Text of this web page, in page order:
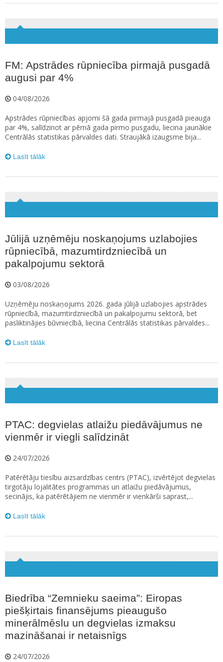
FM: Apstrādes rūpniecība pirmajā pusgadā
augusi par 4%
04/08/2026
Apstrādes rūpniecības apjomi šā gada pirmajā pusgadā pieauga
par 4%, salīdzinot ar pērnā gada pirmo pusgadu, liecina jaunākie
Centrālās statistikas pārvaldes dati. Straujākā izaugsme bija...
Lasīt tālāk
Jūlijā uzņēmēju noskaņojums uzlabojies
rūpniecībā, mazumtirdzniecībā un
pakalpojumu sektorā
03/08/2026
Uzņēmēju noskaņojums 2026. gada jūlijā uzlabojies apstrādes
rūpniecībā, mazumtirdzniecībā un pakalpojumu sektorā, bet
pasliktinājies būvniecībā, liecina Centrālās statistikas pārvaldes...
Lasīt tālāk
PTAC: degvielas atlaižu piedāvājumus ne
vienmēr ir viegli salīdzināt
24/07/2026
Patērētāju tiesību aizsardzības centrs (PTAC), izvērtējot degvielas
tirgotāju lojalitātes programmas un atlaižu piedāvājumus,
secinājis, ka patērētājiem ne vienmēr ir vienkārši saprast,...
Lasīt tālāk
Biedrība “Zemnieku saeima”: Eiropas
piešķirtais finansējums pieaugušo
minerālmēslu un degvielas izmaksu
mazināšanai ir netaisnīgs
24/07/2026